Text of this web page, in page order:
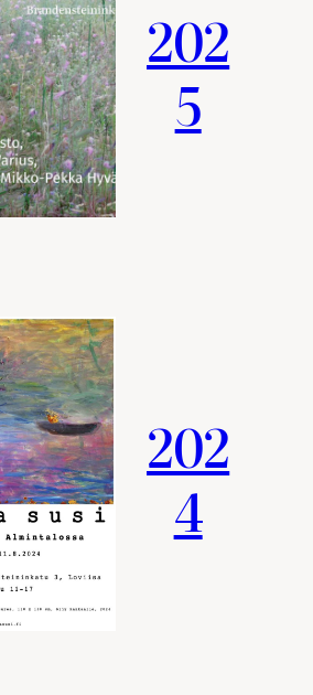
202
5
202
4